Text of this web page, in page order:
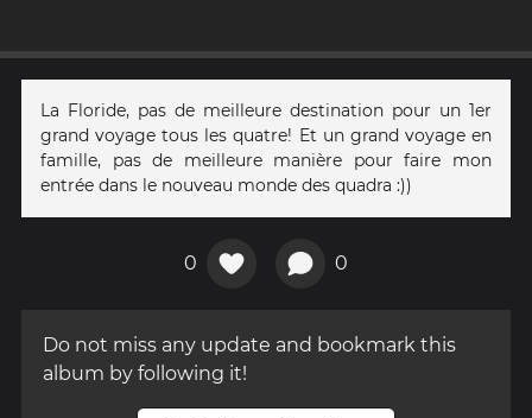
La Floride, pas de meilleure destination pour un 1er
grand voyage tous les quatre! Et un grand voyage en
famille, pas de meilleure manière pour faire mon
entrée dans le nouveau monde des quadra :))
0 0
Do not miss any update and bookmark this
album by following it!